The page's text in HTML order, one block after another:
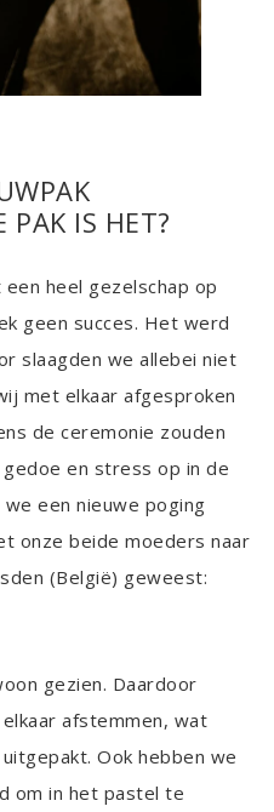
PAK IS HET?
heel gezelschap op
geen succes. Het werd
slaagden we allebei niet
met elkaar afgesproken
de ceremonie zouden
en stress op in de
een nieuwe poging
onze beide moeders naar
(België) geweest:
gezien. Daardoor
afstemmen, wat
Ook hebben we
om in het pastel te